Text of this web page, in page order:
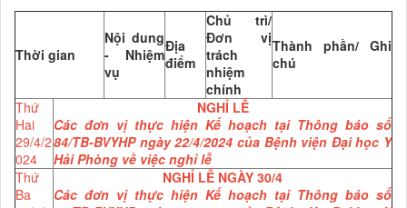
Thời gian
Nội dung
- Nhiệm
vụ
Địa
điểm
Chủ trì/
Đơn vị
trách
nhiệm
chính
Thành phần/ Ghi
chú
Thứ
Hai
29/4/2
024
NGHỈ LỄ
Các đơn vị thực hiện Kế hoạch tại Thông báo số
84/TB-BVYHP ngày 22/4/2024 của Bệnh viện Đại học Y
Hải Phòng về việc nghỉ lễ
Thứ
Ba
NGHỈ LỄ NGÀY 30/4
Các đơn vị thực hiện Kế hoạch tại Thông báo số